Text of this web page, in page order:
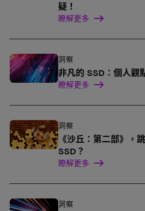
疑！
瞭解更多
洞察
非凡的 SSD：個人觀
瞭解更多
洞察
《沙丘：第二部》，
SSD？
瞭解更多
洞察